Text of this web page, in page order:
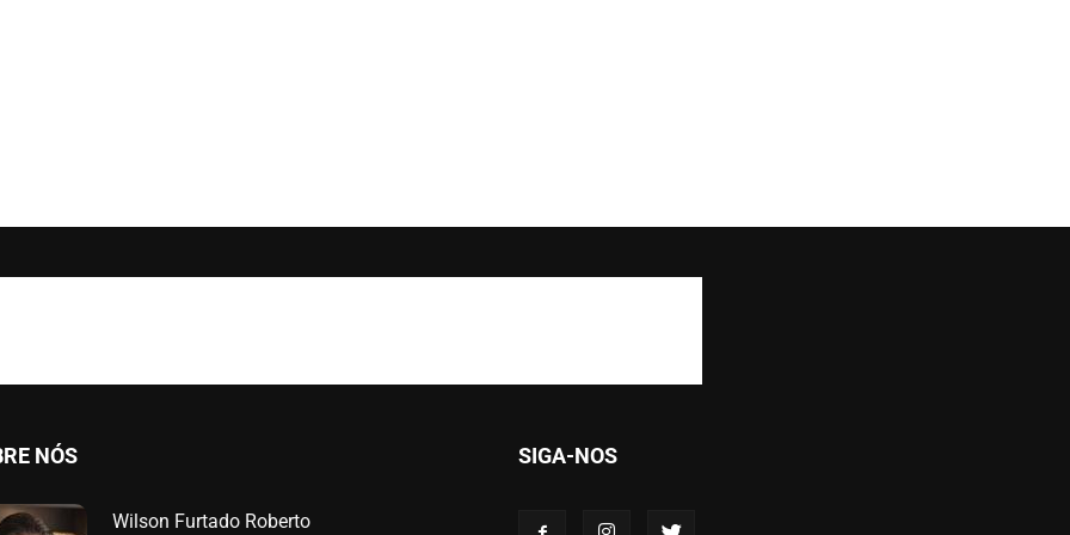
NÓS
Wilson Furtado Roberto
SIGA-NOS